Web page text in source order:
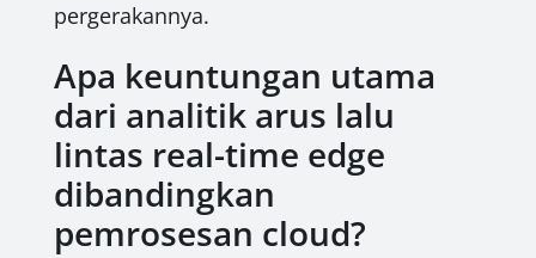
pergerakannya.
Apa keuntungan utama
dari analitik arus lalu
lintas real-time edge
dibandingkan
pemrosesan cloud?